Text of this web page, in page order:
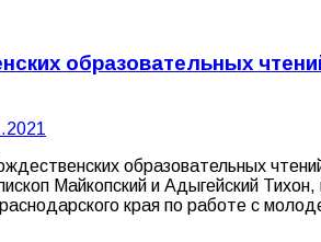
образовательных
образовательных
Майкопский и Адыгейский
края по работе с